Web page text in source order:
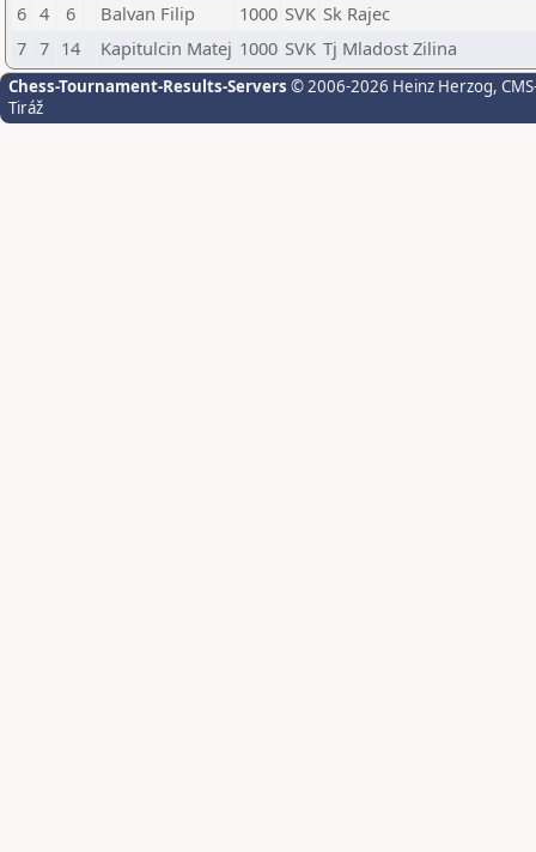
6 4 6 Balvan Filip 1000 SVK Sk Rajec
7 7 14 Kapitulcin Matej 1000 SVK Tj Mladost Zilina
Chess-Tournament-Results-Servers © 2006-2026 Heinz Herzog,
Tiráž